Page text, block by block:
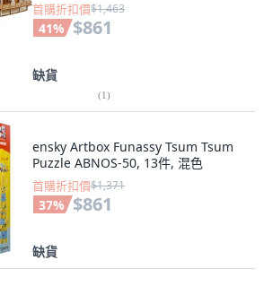
首購折扣價$1,463
41% $861
缺貨
(1)
ensky Artbox Funassy Tsum Tsum
Puzzle ABNOS-50, 13件, 混色
首購折扣價$1,371
37% $861
缺貨